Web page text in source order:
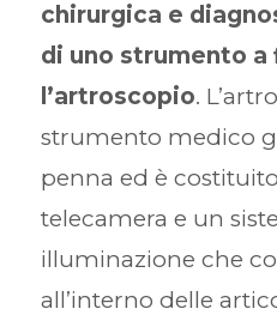
chirurgica e
di uno strumento
l’artroscopio.
strumento medico
penna ed è
telecamera e un
illuminazione che
all’interno delle